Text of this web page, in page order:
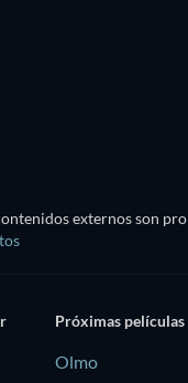
externos son
Próximas películas
Olmo